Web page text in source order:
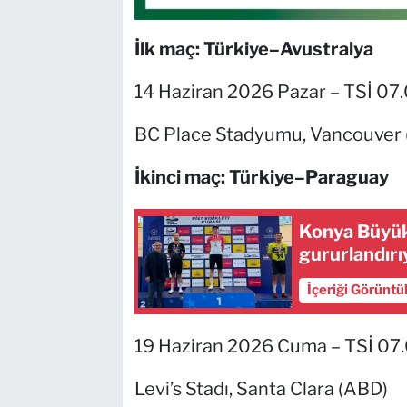
İlk maç: Türkiye–Avustralya
14 Haziran 2026 Pazar – TSİ
BC Place Stadyumu, Vancouver
İkinci maç: Türkiye–Paraguay
Konya
İçeriği
19 Haziran 2026 Cuma – TSİ
Levi’s Stadı, Santa Clara (ABD)